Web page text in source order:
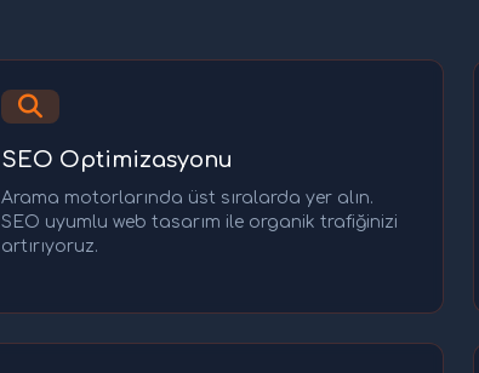
SEO Optimizasyonu
Arama motorlarında üst sıralarda yer alın.
SEO uyumlu web tasarım ile organik trafiğinizi
artırıyoruz.